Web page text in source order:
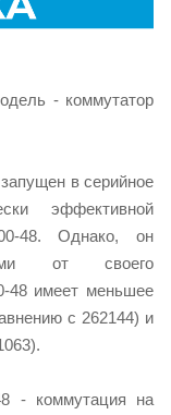
- коммутатор
в серийное
эффективной
48. Однако, он
от своего
48 имеет меньшее
с 262144) и
- коммутация на